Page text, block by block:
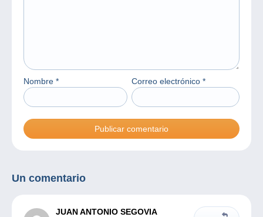
Nombre * Correo electrónico *
Un comentario
JUAN ANTONIO SEGOVIA